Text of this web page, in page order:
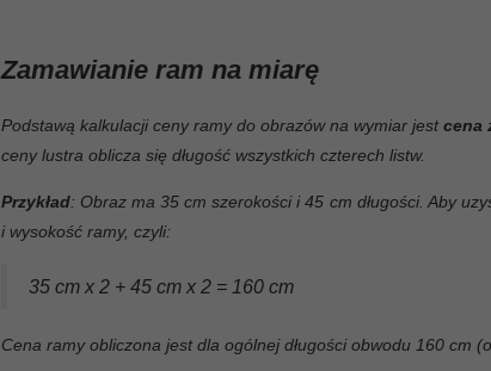
Zamawianie ram na miarę
Podstawą kalkulacji ceny ramy do obrazów na wymiar jestcena
ceny lustra oblicza się długość wszystkich czterech listw.
Przykład: Obraz ma 35 cm szerokości i 45 cm długości. Aby
i wysokość ramy, czyli:
35 cm x 2 + 45 cm x 2 = 160 cm
Cena ramy obliczona jest dla ogólnej długości obwodu 160 cm